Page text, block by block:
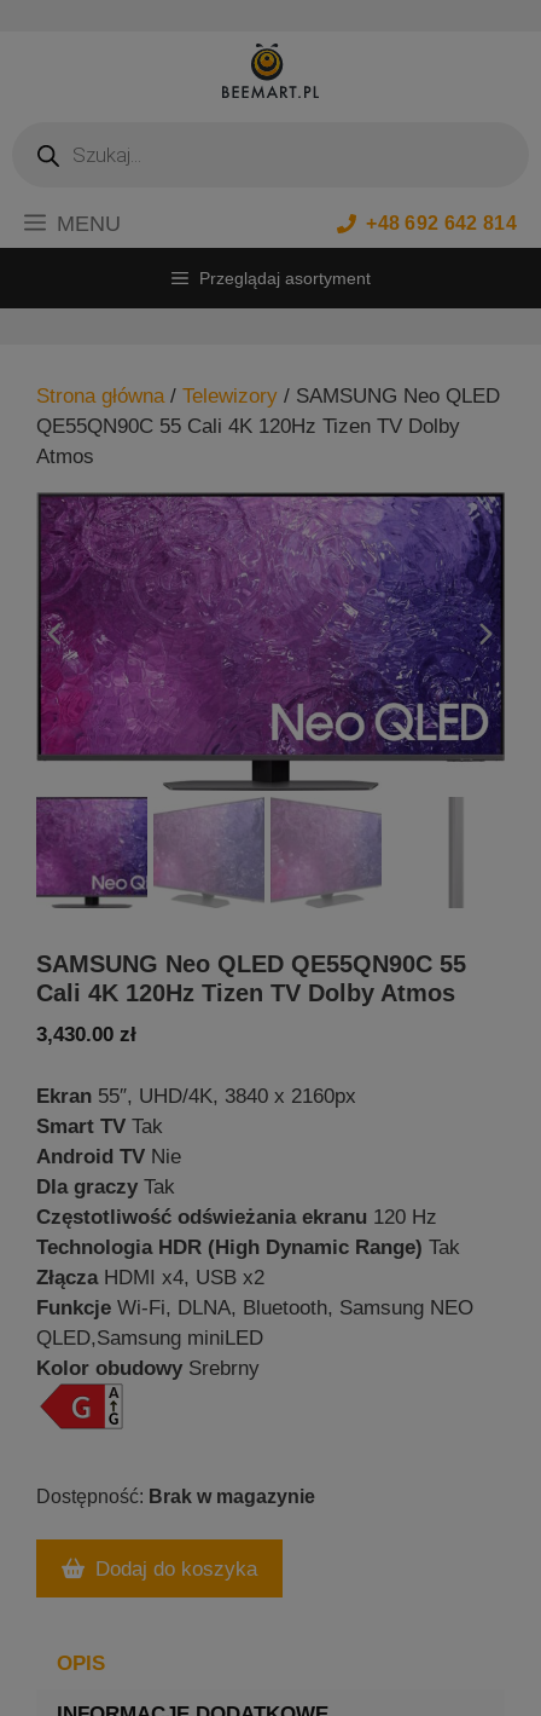
produktów
+48 692 642 814
MENU
Przeglądaj asortyment
Strona główna/ Telewizory / SAMSUNG Neo QLED
QE55QN90C 55 Cali 4K 120Hz Tizen TV Dolby
Atmos
SAMSUNG Neo QLED QE55QN90C 55
Cali 4K 120Hz Tizen TV Dolby Atmos
3,430.00 zł
Ekran 55″, UHD/4K, 3840 x 2160px
Smart TV Tak
Android TV Nie
Dla graczy Tak
Częstotliwość odświeżania ekranu 120 Hz
Technologia HDR (High Dynamic Range) Tak
ZłączaHDMI x4, USB x2
Funkcje Wi-Fi, DLNA, Bluetooth, Samsung NEO
QLED,Samsung miniLED
Kolor obudowy Srebrny
Brak w magazynie
Dodaj do koszyka
OPIS